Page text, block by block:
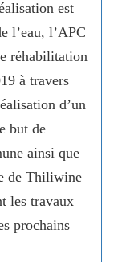
est
l’eau, l’APC
réhabilitation
à travers
d’un
but de
ainsi que
de Thiliwine
les travaux
prochains